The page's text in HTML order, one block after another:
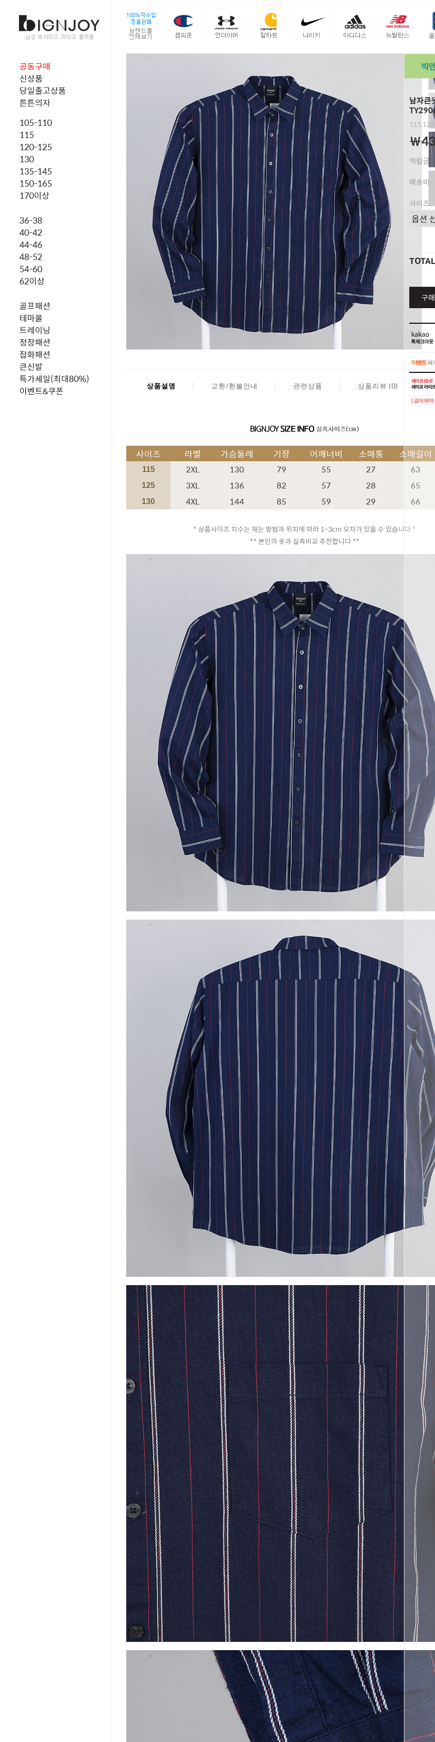
공동구매
신상품
당일출고상품
튼튼의자
105-110
115
120-125
130
135-145
150-165
170이상
36-38
40-42
44-46
48-52
54-60
62이상
골프패션
테마몰
트레이닝
정장패션
잡화패션
큰신발
특가세일(최대80%)
이벤트&쿠폰
남자큰
￦
적립금
배송비
사이즈
TOTAL
구
이벤트페
이벤트페
코 라이프
[ 결제혜
상품설명 교환/환불안내 관련상품 상품리뷰 (0)
사이즈 라벨 가슴둘레 기장 어깨너비 소매통 소매길이
115 2XL 130 79 55 27 63
125 3XL 136 82 57 28 65
130 4XL 144 85 59 29 66
* 상품사이즈 치수는 재는 방법과 위치에 따라 1~3cm 오차가 있을 수 있습니다 *
** 본인의 옷과 실측비교 추천합니다 **